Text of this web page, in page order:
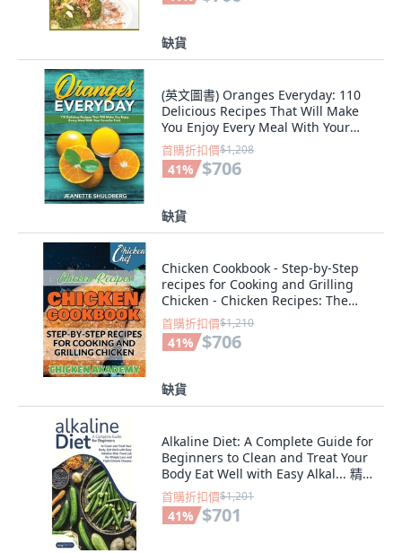
缺貨
(英文圖書) Oranges Everyday: 110
Delicious Recipes That Will Make
You Enjoy Every Meal With Your
Favorit... 精裝版, Jeanette
Shuldberg, 英文
首購折扣價$1,208
41% $706
缺貨
Chicken Cookbook - Step-by-Step
recipes for Cooking and Grilling
Chicken - Chicken Recipes: The
Fine... 精裝版, Chicken Akademy, 英
文
首購折扣價$1,210
41% $706
缺貨
Alkaline Diet: A Complete Guide for
Beginners to Clean and Treat Your
Body Eat Well with Easy Alkal... 精裝
版, Katy Smith, 英文
首購折扣價$1,201
41% $701